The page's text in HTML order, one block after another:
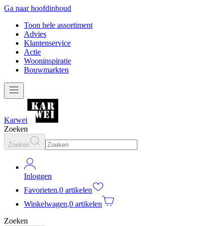
Ga naar hoofdinhoud
Toon hele assortiment
Advies
Klantenservice
Actie
Wooninspiratie
Bouwmarkten
Karwei
Zoeken
Zoeken
Inloggen
Favorieten,0 artikelen
Winkelwagen,0 artikelen
Zoeken